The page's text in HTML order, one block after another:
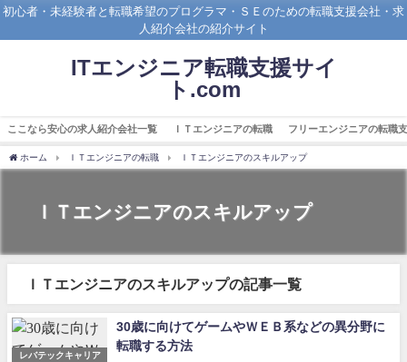
初心者・未経験者と転職希望のプログラマ・ＳＥのための転職支援会社・求
人紹介会社の紹介サイト
ITエンジニア転職支援サイ
ト.com
ここなら安心の求人紹介会社一覧 ＩＴエンジニアの転職 フリーエンジニアの転職
ホーム ＩＴエンジニアの転職 ＩＴエンジニアのスキルアップ
ＩＴエンジニアのスキルアップ
ＩＴエンジニアのスキルアップの記事一覧
レバテックキャリア
30歳に向けてゲームやＷＥＢ系などの異分野に
転職する方法